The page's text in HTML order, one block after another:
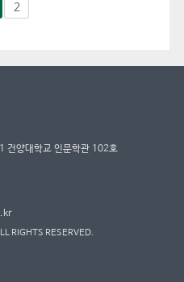
2
건양대학교 인문학관 102호
RIGHTS RESERVED.